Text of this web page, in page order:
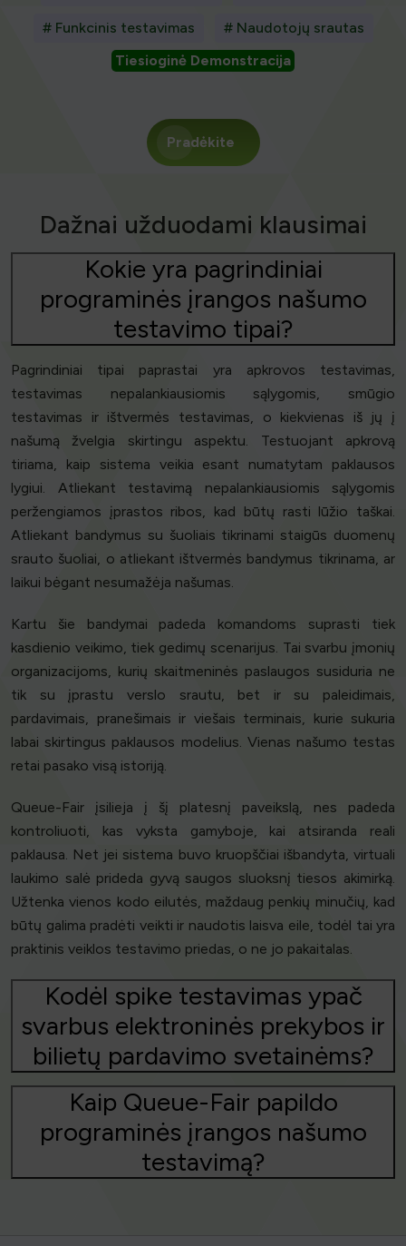
# Funkcinis testavimas
# Naudotojų srautas
Tiesioginė Demonstracija
Pradėkite
Dažnai užduodami klausimai
Kokie yra pagrindiniai
programinės įrangos našumo
testavimo tipai?
Pagrindiniai tipai paprastai yra apkrovos testavimas,
testavimas nepalankiausiomis sąlygomis, smūgio
testavimas ir ištvermės testavimas, o kiekvienas iš jų į
našumą žvelgia skirtingu aspektu. Testuojant apkrovą
tiriama, kaip sistema veikia esant numatytam paklausos
lygiui. Atliekant testavimą nepalankiausiomis sąlygomis
peržengiamos įprastos ribos, kad būtų rasti lūžio taškai.
Atliekant bandymus su šuoliais tikrinami staigūs duomenų
srauto šuoliai, o atliekant ištvermės bandymus tikrinama, ar
laikui bėgant nesumažėja našumas.
Kartu šie bandymai padeda komandoms suprasti tiek
kasdienio veikimo, tiek gedimų scenarijus. Tai svarbu įmonių
organizacijoms, kurių skaitmeninės paslaugos susiduria ne
tik su įprastu verslo srautu, bet ir su paleidimais,
pardavimais, pranešimais ir viešais terminais, kurie sukuria
labai skirtingus paklausos modelius. Vienas našumo testas
retai pasako visą istoriją.
Queue-Fair įsilieja į šį platesnį paveikslą, nes padeda
kontroliuoti, kas vyksta gamyboje, kai atsiranda reali
paklausa. Net jei sistema buvo kruopščiai išbandyta, virtuali
laukimo salė prideda gyvą saugos sluoksnį tiesos akimirką.
Užtenka vienos kodo eilutės, maždaug penkių minučių, kad
būtų galima pradėti veikti ir naudotis laisva eile, todėl tai yra
praktinis veiklos testavimo priedas, o ne jo pakaitalas.
Kodėl spike testavimas ypač
svarbus elektroninės prekybos ir
bilietų pardavimo svetainėms?
Kaip Queue-Fair papildo
programinės įrangos našumo
testavimą?